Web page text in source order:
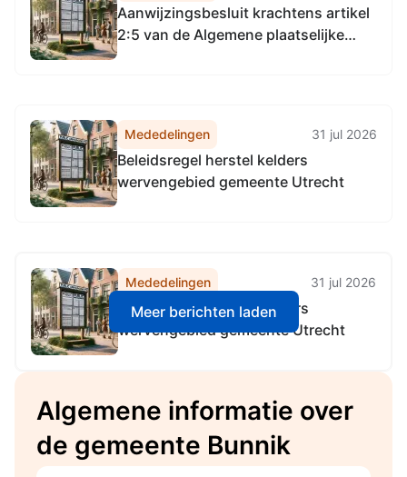
Aanwijzingsbesluit krachtens artikel
2:5 van de Algemene plaatselijke
Mededelingen 31 jul 2026
Beleidsregel herstel kelders
wervengebied gemeente Utrecht
Mededelingen 31 jul 2026
Beleidsregel herstel kelders
wervengebied gemeente Utrecht
Meer berichten laden
Algemene informatie over
de gemeente Bunnik